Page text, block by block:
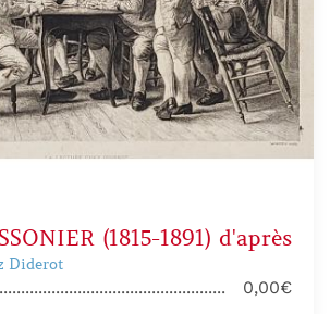
(1815-1891) d'après
Diderot
0,00€